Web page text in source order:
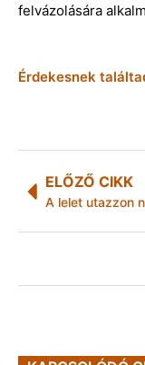
felvázolására
Érdekesnek
ELŐZŐ CIKK